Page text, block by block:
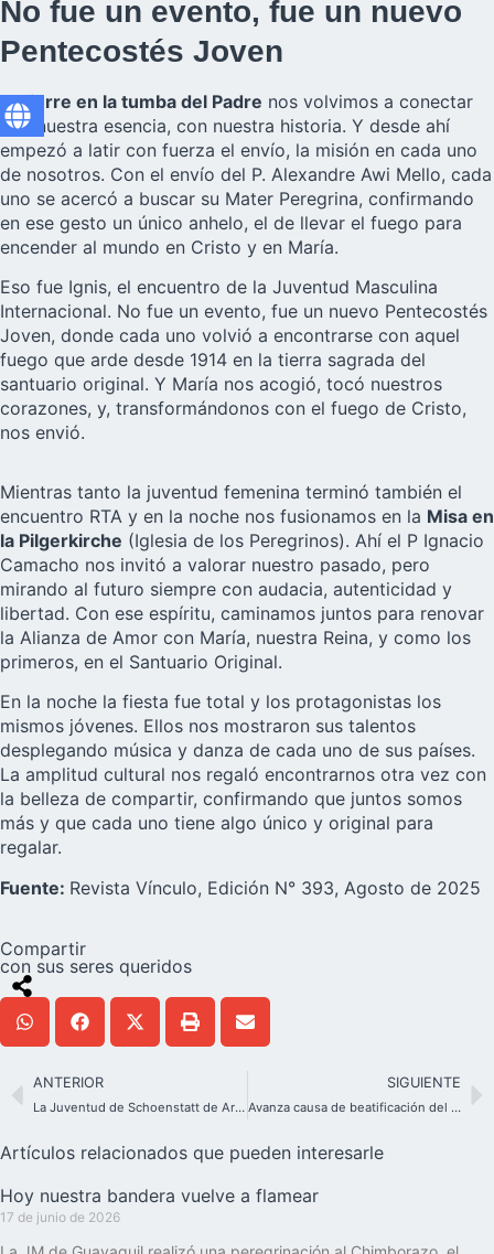
No fue un evento, fue un nuevo
Pentecostés Joven
El cierre en la tumba del Padre nos volvimos a conectar
con nuestra esencia, con nuestra historia. Y desde ahí
empezó a latir con fuerza el envío, la misión en cada uno
de nosotros. Con el envío del P. Alexandre Awi Mello, cada
uno se acercó a buscar su Mater Peregrina, confirmando
en ese gesto un único anhelo, el de llevar el fuego para
encender al mundo en Cristo y en María.
Eso fue Ignis, el encuentro de la Juventud Masculina
Internacional. No fue un evento, fue un nuevo Pentecostés
Joven, donde cada uno volvió a encontrarse con aquel
fuego que arde desde 1914 en la tierra sagrada del
santuario original. Y María nos acogió, tocó nuestros
corazones, y, transformándonos con el fuego de Cristo,
nos envió.
Mientras tanto la juventud femenina terminó también el
encuentro RTA y en la noche nos fusionamos en la Misa en
la Pilgerkirche (Iglesia de los Peregrinos). Ahí el P Ignacio
Camacho nos invitó a valorar nuestro pasado, pero
mirando al futuro siempre con audacia, autenticidad y
libertad. Con ese espíritu, caminamos juntos para renovar
la Alianza de Amor con María, nuestra Reina, y como los
primeros, en el Santuario Original.
En la noche la fiesta fue total y los protagonistas los
mismos jóvenes. Ellos nos mostraron sus talentos
desplegando música y danza de cada uno de sus países.
La amplitud cultural nos regaló encontrarnos otra vez con
la belleza de compartir, confirmando que juntos somos
más y que cada uno tiene algo único y original para
regalar.
Fuente: Revista Vínculo, Edición N° 393, Agosto de 2025
Compartir
con sus seres queridos
ANTERIOR
La Juventud de Schoenstatt de Argentina se encuentra con el Papa León XIV
SIGUIENTE
Avanza causa de beatificación del P. Hernán Alessandri
Artículos relacionados que pueden interesarle
Hoy nuestra bandera vuelve a flamear
17 de junio de 2026